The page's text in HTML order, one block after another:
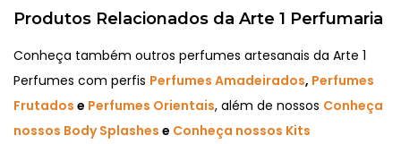
Produtos Relacionados da Arte 1 Perfumaria
Conheça também outros perfumes artesanais da Arte 1
Perfumes com perfis Perfumes Amadeirados, Perfumes
Frutados e Perfumes Orientais, além de nossos Conheça
nossos Body Splashes e Conheça nossos Kits